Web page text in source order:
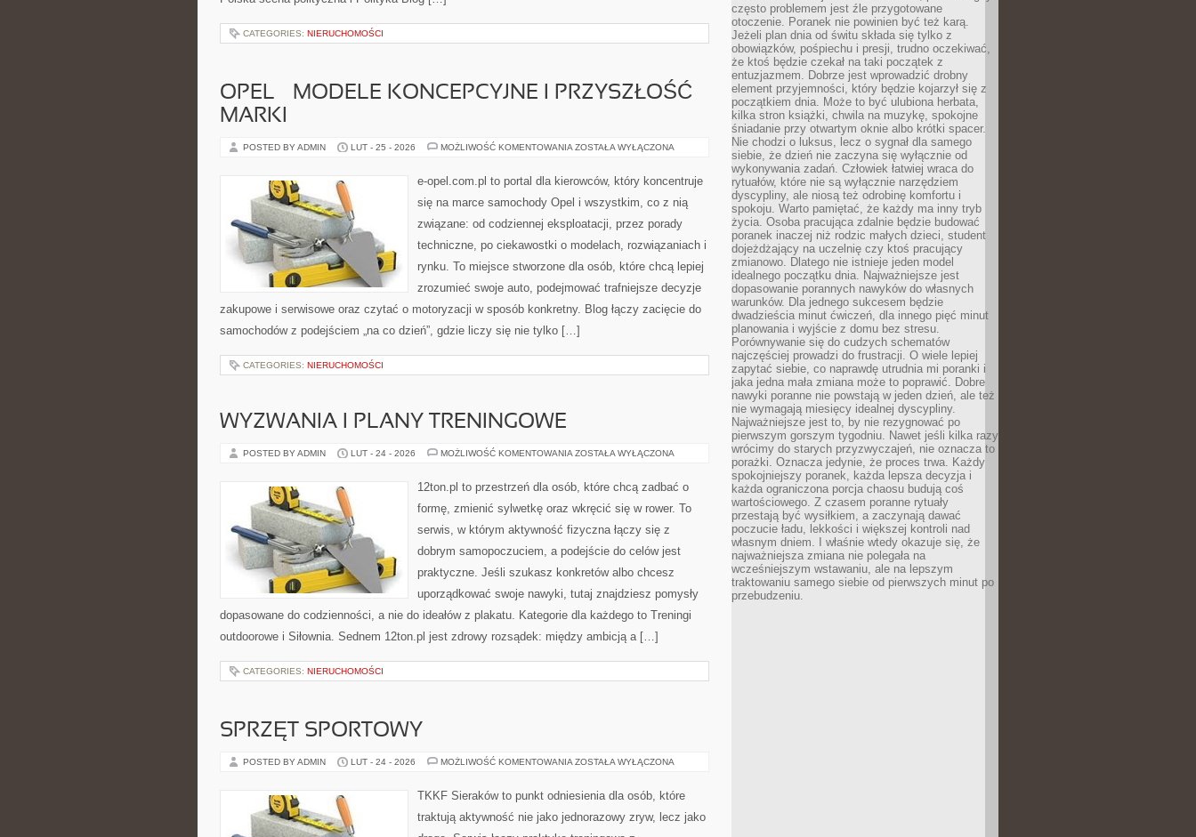
CATEGORIES: NIERUCHOMOŚCI
OPEL – MODELE KONCEPCYJNE I PRZYSZŁOŚĆ
MARKI
POSTED BY ADMIN LUT - 25 - 2026 MOŻLIWOŚĆ KOMENTOWANIA OPEL
KONCEPCYJNE
I
MARKI
ZOSTAŁA WYŁĄCZONA
e-opel.com.pl to portal dla kierowców, który koncentruje
się na marce samochody Opel i wszystkim, co z nią
związane: od codziennej eksploatacji, przez porady
techniczne, po ciekawostki o modelach, rozwiązaniach i
rynku. To miejsce stworzone dla osób, które chcą lepiej
zrozumieć swoje auto, podejmować trafniejsze decyzje
zakupowe i serwisowe oraz czytać o motoryzacji w sposób konkretny. Blog łączy zacięcie do
samochodów z podejściem „na co dzień”, gdzie liczy się nie tylko […]
CATEGORIES: NIERUCHOMOŚCI
WYZWANIA I PLANY TRENINGOWE
POSTED BY ADMIN LUT - 24 - 2026 MOŻLIWOŚĆ KOMENTOWANIA WYZWANIA
TRENINGOWE
ZOSTAŁA WYŁĄCZONA
12ton.pl to przestrzeń dla osób, które chcą zadbać o
formę, zmienić sylwetkę oraz wkręcić się w rower. To
serwis, w którym aktywność fizyczna łączy się z
dobrym samopoczuciem, a podejście do celów jest
praktyczne. Jeśli szukasz konkretów albo chcesz
uporządkować swoje nawyki, tutaj znajdziesz pomysły
dopasowane do codzienności, a nie do ideałów z plakatu. Kategorie dla każdego to Treningi
outdoorowe i Siłownia. Sednem 12ton.pl jest zdrowy rozsądek: między ambicją a […]
CATEGORIES: NIERUCHOMOŚCI
SPRZĘT SPORTOWY
POSTED BY ADMIN LUT - 24 - 2026 MOŻLIWOŚĆ KOMENTOWANIA SPRZĘT
ZOSTAŁA WYŁĄCZONA
TKKF Sieraków to punkt odniesienia dla osób, które
traktują aktywność nie jako jednorazowy zryw, lecz jako
często problemem jest źle przygotowane
otoczenie. Poranek nie powinien być też karą.
Jeżeli plan dnia od świtu składa się tylko z
obowiązków, pośpiechu i presji, trudno oczekiwać,
że ktoś będzie czekał na taki początek z
entuzjazmem. Dobrze jest wprowadzić drobny
element przyjemności, który będzie kojarzył się z
początkiem dnia. Może to być ulubiona herbata,
kilka stron książki, chwila na muzykę, spokojne
śniadanie przy otwartym oknie albo krótki spacer.
Nie chodzi o luksus, lecz o sygnał dla samego
siebie, że dzień nie zaczyna się wyłącznie od
wykonywania zadań. Człowiek łatwiej wraca do
rytuałów, które nie są wyłącznie narzędziem
dyscypliny, ale niosą też odrobinę komfortu i
spokoju. Warto pamiętać, że każdy ma inny tryb
życia. Osoba pracująca zdalnie będzie budować
poranek inaczej niż rodzic małych dzieci, student
dojeżdżający na uczelnię czy ktoś pracujący
zmianowo. Dlatego nie istnieje jeden model
idealnego początku dnia. Najważniejsze jest
dopasowanie porannych nawyków do własnych
warunków. Dla jednego sukcesem będzie
dwadzieścia minut ćwiczeń, dla innego pięć minut
planowania i wyjście z domu bez stresu.
Porównywanie się do cudzych schematów
najczęściej prowadzi do frustracji. O wiele lepiej
zapytać siebie, co naprawdę utrudnia mi poranki i
jaka jedna mała zmiana może to poprawić. Dobre
nawyki poranne nie powstają w jeden dzień, ale też
nie wymagają miesięcy idealnej dyscypliny.
Najważniejsze jest to, by nie rezygnować po
pierwszym gorszym tygodniu. Nawet jeśli kilka razy
wrócimy do starych przyzwyczajeń, nie oznacza to
porażki. Oznacza jedynie, że proces trwa. Każdy
spokojniejszy poranek, każda lepsza decyzja i
każda ograniczona porcja chaosu budują coś
wartościowego. Z czasem poranne rytuały
przestają być wysiłkiem, a zaczynają dawać
poczucie ładu, lekkości i większej kontroli nad
własnym dniem. I właśnie wtedy okazuje się, że
najważniejsza zmiana nie polegała na
wcześniejszym wstawaniu, ale na lepszym
traktowaniu samego siebie od pierwszych minut po
przebudzeniu.